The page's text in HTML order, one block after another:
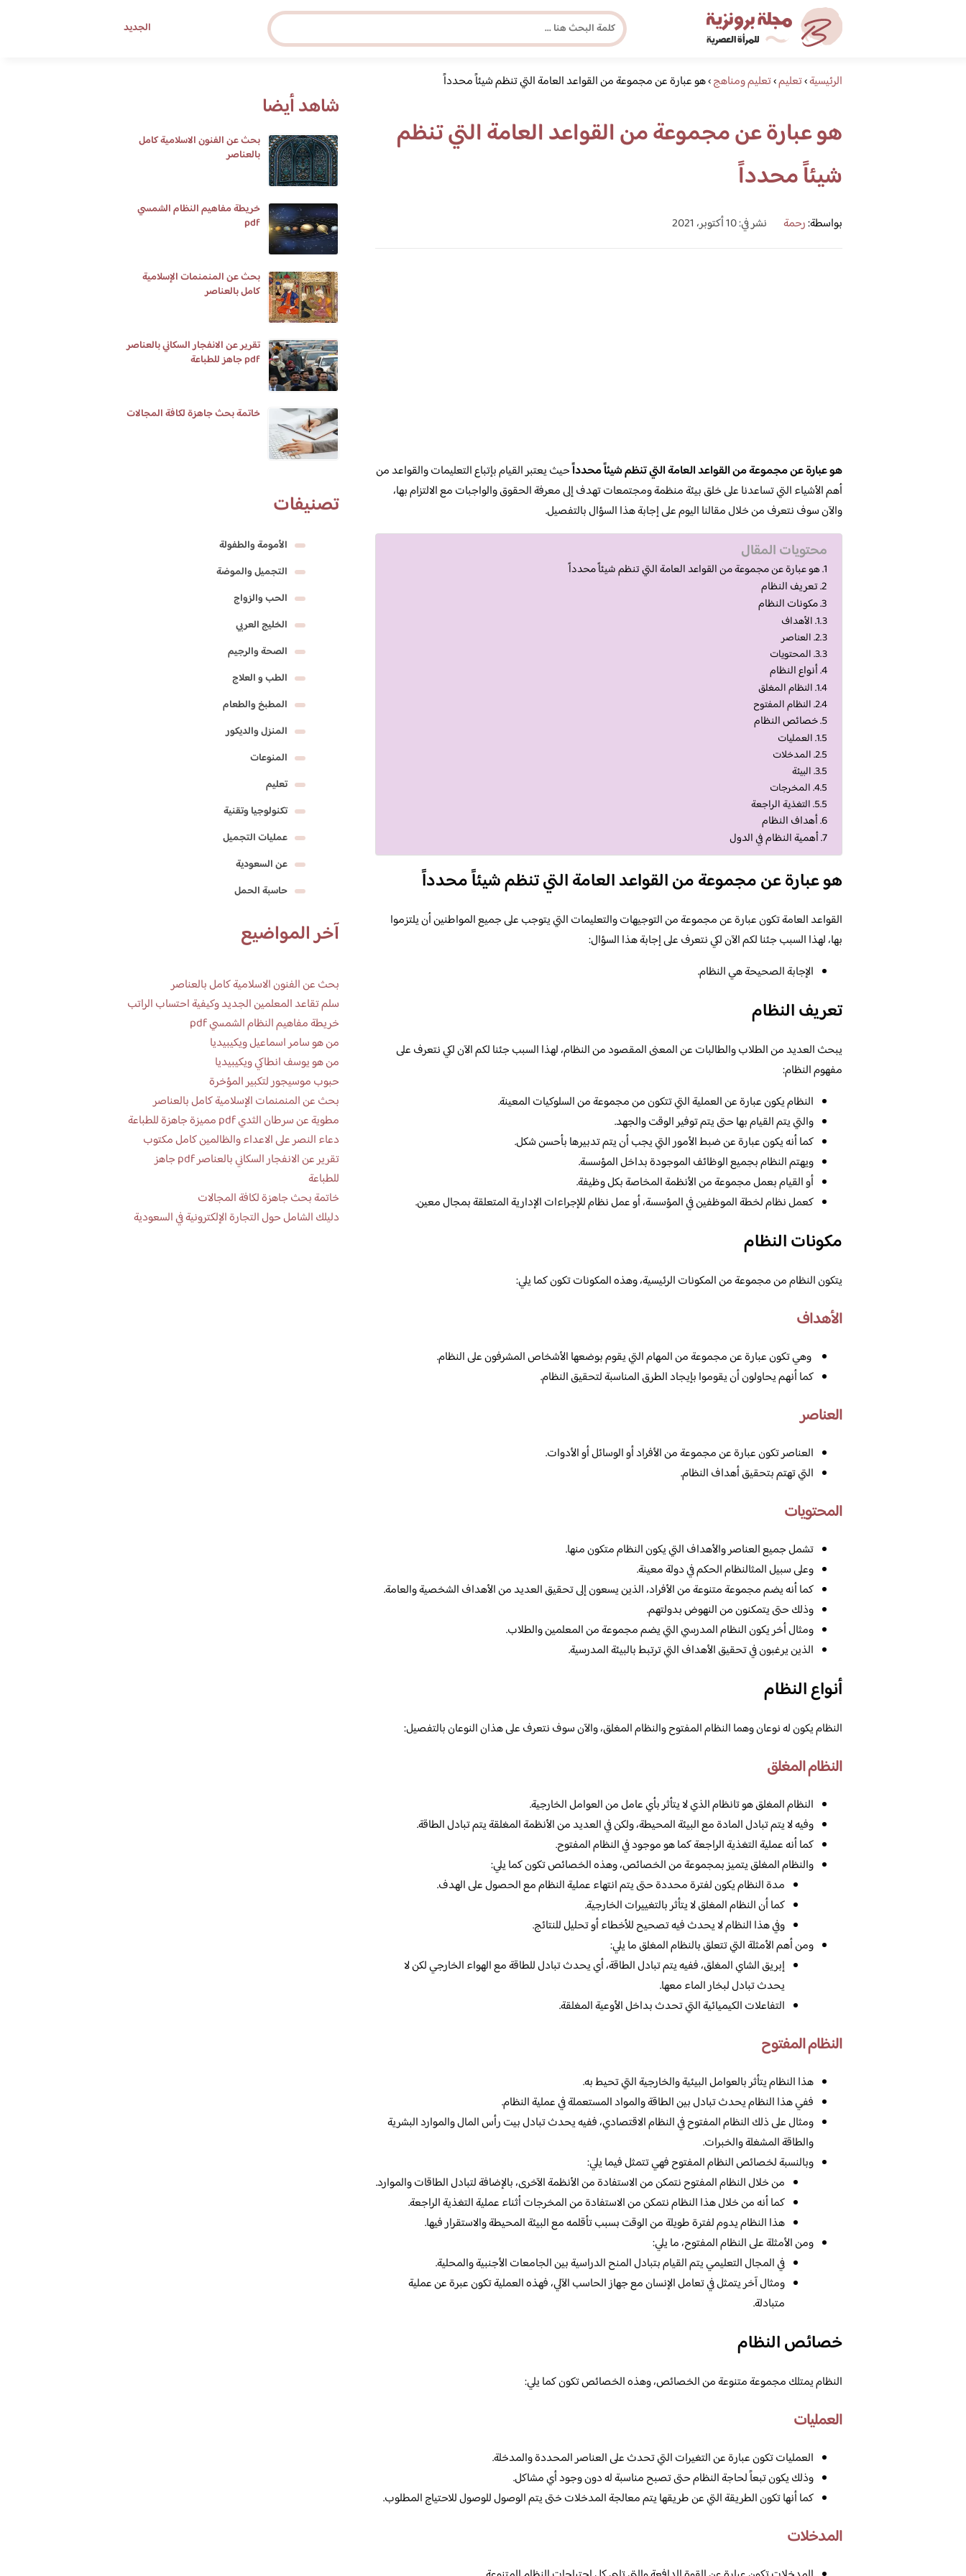
الجديد
مجلة برونزية للفتاة العصرية
ابحث عن أي موضوع يهمك
الرئيسية›تعليم›تعليم ومناهج›هو عبارة عن مجموعة من القواعد العامة التي تنظم شيئاً محدداً
هو عبارة عن مجموعة من القواعد العامة التي تنظم
شيئاً محدداً
بواسطة:رحمة نشر في: 10 أكتوبر، 2021
هو عبارة عن مجموعة من القواعد العامة التي تنظم شيئاً محدداًحيث يعتبر القيام بإتباع التعليمات والقواعد من
أهم الأشياء التي تساعدنا على خلق بيئة منظمة ومجتمعات تهدف إلى معرفة الحقوق والواجبات مع الالتزام بها،
والآن سوف نتعرف من خلال مقالنا اليوم على إجابة هذا السؤال بالتفصيل.
محتويات المقال
هو عبارة عن مجموعة من القواعد العامة التي تنظم شيئاً محدداً
تعريف النظام
مكونات النظام
الأهداف
العناصر
المحتويات
أنواع النظام
النظام المغلق
النظام المفتوح
خصائص النظام
العمليات
المدخلات
البيئة
المخرجات
التغذية الراجعة
أهداف النظام
أهمية النظام في الدول
هو عبارة عن مجموعة من القواعد العامة التي تنظم شيئاً محدداً
القواعد العامة تكون عبارة عن مجموعة من التوجيهات والتعليمات التي يتوجب على جميع المواطنين أن يلتزموا
بها، لهذا السبب جئنا لكم الآن لكي نتعرف على إجابة هذا السؤال:
الإجابة الصحيحة هي النظام.
تعريف النظام
يبحث العديد من الطلاب والطالبات عن المعنى المقصود من النظام، لهذا السبب جئنا لكم الآن لكي نتعرف على
مفهوم النظام:
النظام يكون عبارة عن العملية التي تتكون من مجموعة من السلوكيات المعينة.
والتي يتم القيام بها حتى يتم توفير الوقت والجهد.
كما أنه يكون عبارة عن ضبط الأمور التي يجب أن يتم تدبيرها بأحسن شكل.
ويهتم النظام بجميع الوظائف الموجودة بداخل المؤسسة.
أو القيام بعمل مجموعة من الأنظمة المخاصة بكل وظيفة.
كعمل نظام لخطة الموظفين في المؤسسة، أو عمل نظام للإجراءات الإدارية المتعلقة بمجال معين.
مكونات النظام
يتكون النظام من مجموعة من المكونات الرئيسية، وهذه المكونات تكون كما يلي:
الأهداف
وهي تكون عبارة عن مجموعة من المهام التي يقوم بوضعها الأشخاص المشرفون على النظام.
كما أنهم يحاولون أن يقوموا بإيجاد الطرق المناسبة لتحقيق النظام.
العناصر
العناصر تكون عبارة عن مجموعة من الأفراد أو الوسائل أو الأدوات.
التي تهتم بتحقيق أهداف النظام.
المحتويات
تشمل جميع العناصر والأهداف التي يكون النظام متكون منها.
وعلى سبيل المثالنظام الحكم في دولة معينة.
كما أنه يضم مجموعة متنوعة من الأفراد، الذين يسعون إلى تحقيق العديد من الأهداف الشخصية والعامة.
وذلك حتى يتمكنون من النهوض بدولتهم.
ومثال أخر يكون النظام المدرسي التي يضم مجموعة من المعلمين والطلاب.
الذين يرغبون في تحقيق الأهداف التي ترتبط بالبيئة المدرسية.
أنواع النظام
النظام يكون له نوعان وهما النظام المفتوح والنظام المغلق، والآن سوف نتعرف على هذان النوعان بالتفصيل:
النظام المغلق
النظام المغلق هو تانظام الذي لا يتأثر بأي عامل من العوامل الخارجية.
وفيه لا يتم تبادل المادة مع البيئة المحيطة، ولكن في العديد من الأنظمة المغلقة يتم تبادل الطاقة.
كما أنه عملية التغذية الراجعة كما هو موجود في النظام المفتوح.
والنظام المغلق يتميز بمجموعة من الخصائص، وهذه الخصائص تكون كما يلي:
مدة النظام يكون لفترة محددة حتى يتم انتهاء عملية النظام مع الحصول على الهدف.
كما أن النظام المغلق لا يتأثر بالتغييرات الخارجية.
وفي هذا النظام لا يحدث فيه تصحيح للأخطاء أو تحليل للنتائج.
ومن أهم الأمثلة التي تتعلق بالنظام المغلق ما يلي:
إبريق الشاي المغلق، ففيه يتم تبادل الطاقة، أي يحدث تبادل للطاقة مع الهواء الخارجي لكن لا
يحدث تبادل لبخار الماء معها.
التفاعلات الكيميائية التي تحدث بداخل الأوعية المغلقة.
النظام المفتوح
هذا النظام يتأثر بالعوامل البيئية والخارجية التي تحيط به.
ففي هذا النظام يحدث تبادل بين الطاقة والمواد المستعملة في عملية النظام.
ومثال على ذلك النظام المفتوح في النظام الاقتصادي، ففيه يحدث تبادل بيت رأس المال والموارد البشرية
والطاقة المشغلة والخبرات.
وبالنسبة لخصائص النظام المفتوح فهي تتمثل فيما يلي:
من خلال النظام المفتوح نتمكن من الاستفادة من الأنظمة الآخرى، بالإضافة لتبادل الطاقات والموارد.
كما أنه من خلال هذا النظام نتمكن من الاستفادة من المخرجات أثناء عملية التغذية الراجعة.
هذا النظام يدوم لفترة طويلة من الوقت بسبب تأقلمه مع البيئة المحيطة والاستقرار فيها.
ومن الأمثلة على النظام المفتوح، ما يلي:
في المجال التعليمي يتم القيام بتبادل المنح الدراسية بين الجامعات الأجنبية والمحلية.
ومثال آخر يتمثل في تعامل الإنسان مع جهاز الحاسب الآلي، فهذه العملية تكون عبرة عن عملية
متبادلة.
خصائص النظام
النظام يمتلك مجموعة متنوعة من الخصائص، وهذه الخصائص تكون كما يلي:
العمليات
العمليات تكون عبارة عن التغيرات التي تحدث على العناصر المحددة والمدخلة.
وذلك يكون تبعاً لحاجة النظام حتى تصبح مناسبة له دون وجود أي مشاكل.
كما أنها تكون الطريقة التي عن طريقها يتم معالجة المدخلات ختى يتم الوصول للوصول للاحتياج المطلوب.
المدخلات
شاهد أيضا
بحث عن الفنون الاسلامية كامل
بالعناصر
خريطة مفاهيم النظام الشمسي
pdf
بحث عن المنمنمات الإسلامية
كامل بالعناصر
تقرير عن الانفجار السكاني بالعناصر
pdf جاهز للطباعة
خاتمة بحث جاهزة لكافة المجالات
تصنيفات
الأمومة والطفولة
التجميل والموضة
الحب والزواج
الخليج العربي
الصحة والرجيم
الطب و العلاج
المطبخ والطعام
المنزل والديكور
المنوعات
تعليم
تكنولوجيا وتقنية
عمليات التجميل
عن السعودية
حاسبة الحمل
آخر المواضيع
بحث عن الفنون الاسلامية كامل بالعناصر
سلم تقاعد المعلمين الجديد وكيفية احتساب الراتب
خريطة مفاهيم النظام الشمسي pdf
من هو سامر اسماعيل ويكيبيديا
من هو يوسف انطاكي ويكيبيديا
حبوب موسيجور لتكبير المؤخرة
بحث عن المنمنمات الإسلامية كامل بالعناصر
مطوية عن سرطان الثدي pdf مميزة جاهزة للطباعة
دعاء النصر على الاعداء والظالمين كامل مكتوب
تقرير عن الانفجار السكاني بالعناصر pdf جاهز
للطباعة
خاتمة بحث جاهزة لكافة المجالات
دليلك الشامل حول التجارة الإلكترونية في السعودية